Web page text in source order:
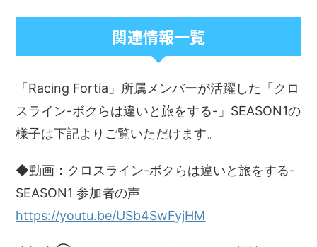
関連情報一覧
「Racing Fortia」所属メンバーが活躍した「クロ
スライン-ボクらは違いと旅をする-」SEASON1の
様子は下記よりご覧いただけます。
◆動画：クロスライン-ボクらは違いと旅をする-
SEASON1 参加者の声
https://youtu.be/USb4SwFyjHM